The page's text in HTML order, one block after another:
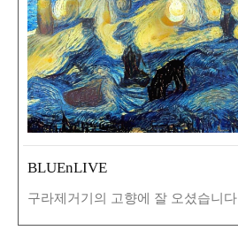
BLUEnLIVE
구라제거기의 고향에 잘 오셨습니다